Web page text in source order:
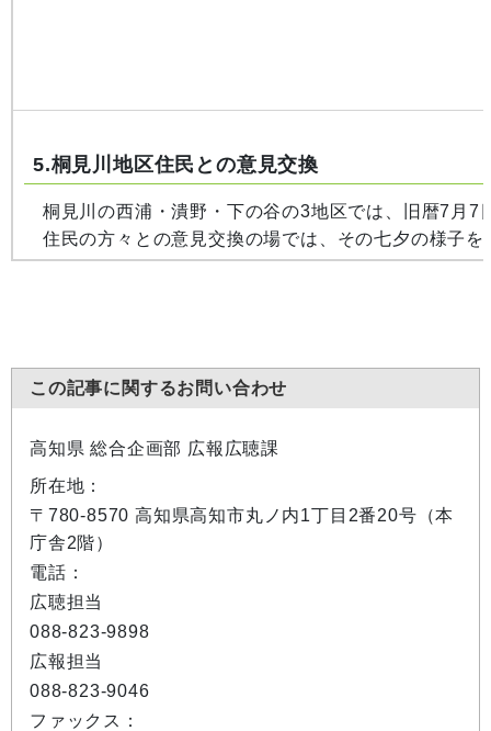
5.桐見川地区住民との意見交換
桐見川の西浦・潰野・下の谷の3地区では、旧暦7月7
住民の方々との意見交換の場では、その七夕の様子を
この記事に関するお問い合わせ
高知県 総合企画部 広報広聴課
所在地：
〒780-8570 高知県高知市丸ノ内1丁目2番20号（本
庁舎2階）
電話：
広聴担当
088-823-9898
広報担当
088-823-9046
ファックス：